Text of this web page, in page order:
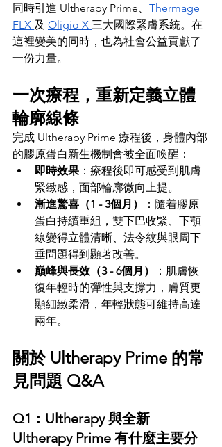
同時引進 Ultherapy Prime、 Thermage
FLX 及 Oligio X 三大國際緊膚系統。在
這裡變美的同時，也為社會公益貢獻了
一份力量。
一次療程，重新定義立體
輪廓線條
完成 Ultherapy Prime 療程後，身體內部
的膠原蛋白新生機制會被全面喚醒：
即時效果 ：療程後即可感受到肌膚
緊緻感，面部輪廓微向上提。
漸進驚喜（1 - 3個月）
：隨着膠原
蛋白持續重組，雙下巴收緊、下顎
線變得立體清晰、法令紋與眼周下
垂問題得到顯著改善。
巔峰與長效（3 - 6個月）
：肌膚恢
復年輕時的彈性與支撐力，膚質更
顯細緻柔滑，年輕狀態可維持高達
兩年。
關於 Ultherapy Prime 的常
見問題 Q&A
Q1：Ultherapy 與全新
Ultherapy Prime 有什麼主要分